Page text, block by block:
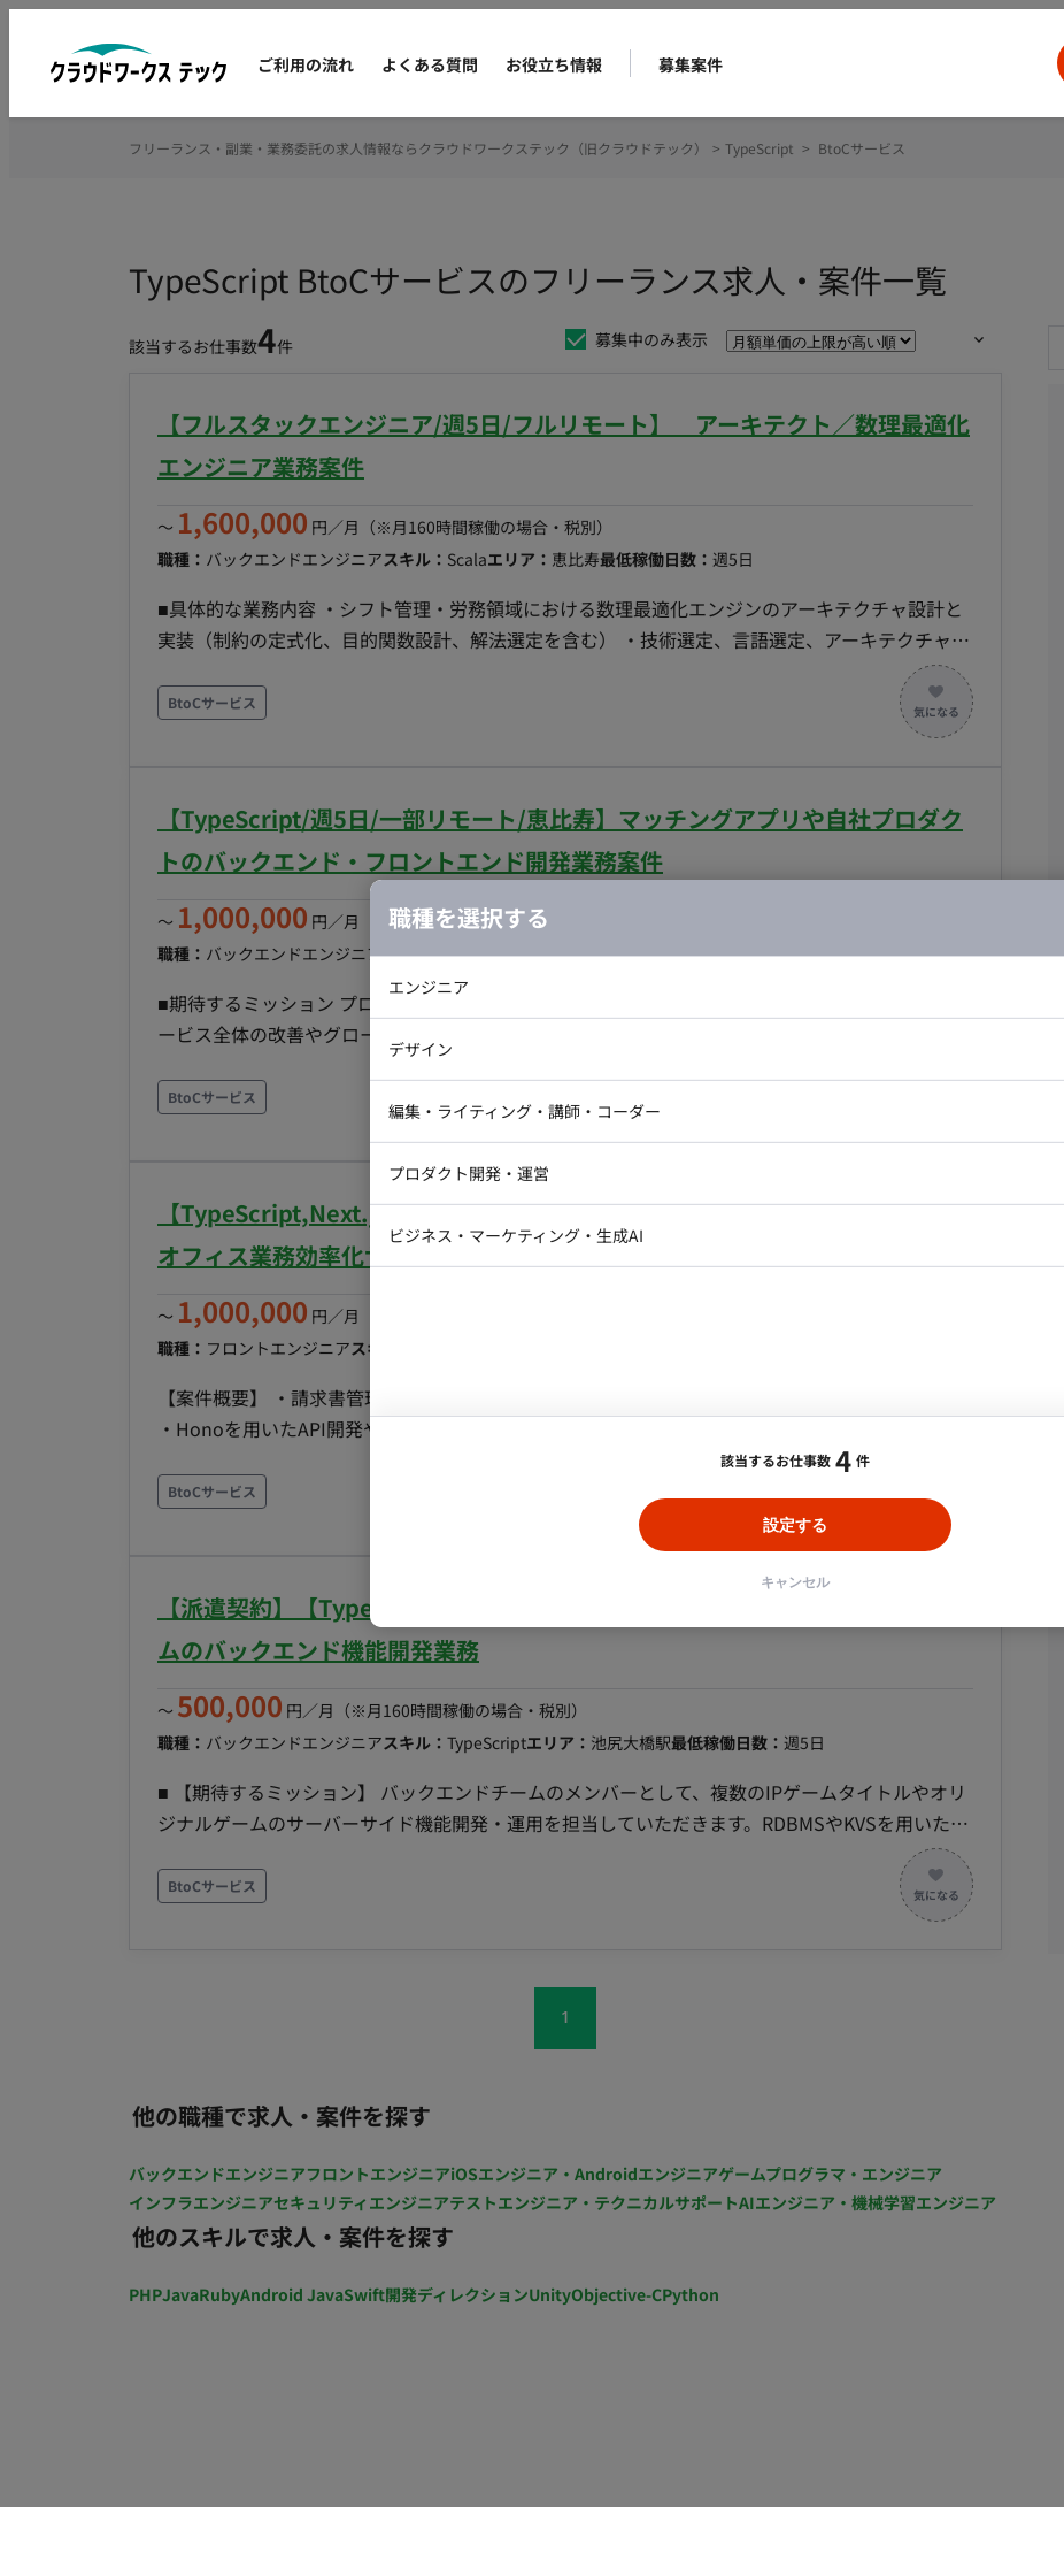
ご利用の流れ よくある質問 お役立ち情報 募集案件
TypeScript BtoCサービスのフリーランス求人・案件一覧
該当するお仕事数4件 募集中のみ表示
【フルスタックエンジニア/週5日/フルリモート】 アーキテクト／数理最適化
エンジニア業務案件
〜 1,600,000 円／月 （※月160時間稼働の場合・税別）
職種： バックエンドエンジニアスキル： Scalaエリア： 恵比寿最低稼働日数： 週5日
■具体的な業務内容 ・シフト管理・労務領域における数理最適化エンジンのアーキテクチャ設計と
実装（制約の定式化、目的関数設計、解法選定を含む） ・技術選定、言語選定、アーキテクチャ設
計をCTOと協働で策定 ・法改正や業界差分に耐えるドメインモデル設計（変更に強い構造の実現）
・最適化ロジックとアプリケーションの責務分離、拡張しやすいコアの構築 ・既存プロダクトのフ
ルリプレイスにおける技術的意思決定 ※本ポジションはアーキテクチャ設計と実装に専念いただく
化し、現場が納得できる重み付けと優先順位に落とし込みます。 ・ハード制約とソフト制約の設
計：法令由来の絶対条件と運用上の希望条件を分離し、実行可能解が常に存在する構造を設計しま
す。 ・解法とアーキテクチャの選定：厳密解法（数理計画）と近似解法（メタヒューリスティクス
等）のトレードオフを、問題規模と応答時間の要求に照らして判断し、既存ソルバーの活用と自前
実装を使い分けます。 ・実運用での動的再最適化：当日の急な欠員や予定変更に対し、既存シフト
への影響を最小化しながら秒〜分オーダーで解き直します（部分再最適化、変更理由の説明可能性
を含む）。 ・業界横断の汎用化：保育の配置基準のような業界固有ルールをパラメータとモデル設
計で吸収し、介護・医療・小売・宿泊などへ横展開できるコアに抽象化します。 ■開発環境 ・バッ
クエンド：Scala（現行 Scala 2 / Play / Slick / Cats、リプレイス後は Scala 3 を予定） ・フロント
エンド：TypeScript / Angular または Svelte（選定中） ・数理最適化エンジン：言語・ライブラリ
の選定から着手いただきます ・インフラ：Terraform / Docker / AWS / Google Cloud ・AI駆動開
可能です） ■働き方 ・稼働日数：週5日（月〜金） ・稼働時間：目安 10:00～19:00（実働8時間・
稼働時間帯のご相談可） 【必須スキル】 ・Webアプリケーションのフロントエンド・バックエン
ド開発経験 ・アプリケーションアーキテクチャに関する知見と、実務での設計・実装経験 ・JVM系
計画、整数計画、制約充足、メタヒューリスティクス等） ・シフト、要員配置、スケジューリング
など、制約の強い最適化問題を扱ったプロダクト開発経験 【歓迎スキル】 ・HRTech・労務系
SaaSプロダクトの開発経験 ・既存システムのリプレイス経験 ・技術選定における意思決定経験
BtoCサービス
【TypeScript/週5日/一部リモート/恵比寿】マッチングアプリや自社プロダク
トのバックエンド・フロントエンド開発業務案件
〜 1,000,000 円／月 （※月160時間稼働の場合・税別）
職種： バックエンドエンジニアスキル：TypeScriptエリア：恵比寿最低稼働日数：週5日
■期待するミッション プロダクトの設計・開発・テストにとどまらず、PMやPdMと連携しながらサ
ービス全体の改善やグロースに貢献していただくことを期待しています。 ■担当工程（業務範囲）
・web/appの設計・開発・テスト ・PM, PdMとのシステム開発方針に関する議論・連携 ・ユーザ
ーや社内から出たUI／UXの改善 ・既存コードのリファクタリング・パフォーマンスチューニング
・生成AIを活用した開発・機能提案 ■開発環境 ・プログラミング：Node.js, React, TypeScript,
Terraform ・DB：MySQL, PostgreSQL, Redis, ScyllaDB ・インフラ：EC2, RDS, ElastiCache,
Cloud Run
BtoCサービス
【TypeScript,Next.js/週5日/フルリモート】請求書管理をはじめとするバック
オフィス業務効率化サービスの開発・改善業務案件
〜 1,000,000 円／月
職種： フロントエンジニアスキル：
【案件概要】 ・請求書管理をはじめとするバックオフィス業務効率化サービスの開発・改善を担当
・Honoを用いたAPI開発やNext.jsを使ったWeb開発が中心 ・ユーザー体験を重視した機能実装や
継続的な改善に取り組む ・新機能の開発だけでなく、既存機能のUI/UX改善やパフォーマンス向
上、安定したユーザー体験の提供も重要な役割 ・プロダクトマネージャーやデザイナーと連携しな
がら、仕様検討から実装、リリースまで一貫して関与 ・バックエンドとフロントエンドを合わせて
開発を進め、プロダクト全体を見据えた仕事に関わる 【作業内容】 ・バックエンドエンジニアと
して、請求書管理をはじめとするバックオフィス業務効率化サービスの開発・改善 ・Honoを用い
たAPI開発 ・Next.jsを使ったWeb開発 ・ユーザー体験を重視した機能実装 ・既存機能のUI/UX改善
・パフォーマンス向上 ・安定したユーザー体験の提供 ・プロダクトマネージャーやデザイナーと
BtoCサービス
【派遣契約】【TypeScript/週5日/一部リモート/池尻大橋】IP/オリジナルゲー
ムのバックエンド機能開発業務
〜 500,000 円／月 （※月160時間稼働の場合・税別）
職種： バックエンドエンジニアスキル： TypeScriptエリア： 池尻大橋駅最低稼働日数： 週5日
■ 【期待するミッション】 バックエンドチームのメンバーとして、複数のIPゲームタイトルやオリ
ジナルゲームのサーバーサイド機能開発・運用を担当していただきます。RDBMSやKVSを用いた大
規模トラフィックに耐えうる設計・開発を通じて、プロダクトの安定稼働とサービス向上に貢献し
ていただくことを期待しています。 ■ 【業務内容・担当工程】 【バックエンド機能開発】 Node.js
やTypeScriptを使用し、各ゲームタイトルのバックエンドシステムの機能開発・改修を行います。
Store）を用いた、ソーシャルゲーム等における各種機能の実装やデータ処理の最適化を行いま
働き方：一部リモート（東京オフィスへの週2〜3回出社、週2〜3回リモート勤務） ・交通費：別
途支給 ・時給：3,000円前後/1h ※経験・スキルによりご相談 ・契約期間：長期 ・募集人数：1名
・その他 月末締め、25日支払い
BtoCサービス
1
他の職種で求人・案件を探す
バックエンドエンジニアフロントエンジニアiOSエンジニア・Androidエンジニアゲームプログラマ・エンジニア
インフラエンジニアセキュリティエンジニアテストエンジニア・テクニカルサポートAIエンジニア・機械学習エンジニア
他のスキルで求人・案件を探す
PHPJavaRubyAndroid JavaSwift開発ディレクションUnityObjective-CPython
職種を選択する
エンジニア
インフラエンジニア
テストエンジニア・テクニカルサポート
AIエンジニア・機械学習エンジニア
デザイン
Webデザイナー・UI/UXデザイナー
ラストレーター
編集・ライティング・講師・コーダー
プロダクト開発・運営
クトマネージャー
ビジネス・マーケティング・生成AI
該当するお仕事数 4 件
設定する
キャンセル
フリーランス・副業・業務委託の求人情報ならクラウドワークステック（旧クラウドテック） > TypeScript > BtoCサービス